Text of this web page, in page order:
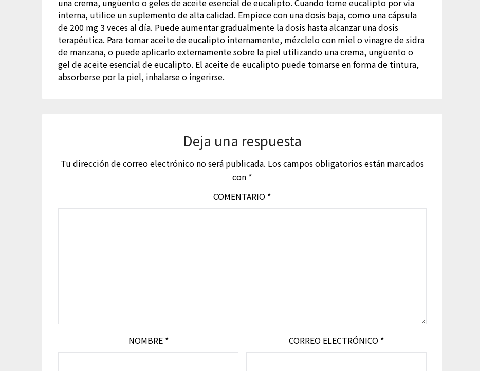
interna, utilice un suplemento de alta calidad. Empiece con una dosis baja, como una cápsula
de 200 mg 3 veces al día. Puede aumentar gradualmente la dosis hasta alcanzar una dosis
terapéutica. Para tomar aceite de eucalipto internamente, mézclelo con miel o vinagre de sidra
de manzana, o puede aplicarlo externamente sobre la piel utilizando una crema, ungüento o
gel de aceite esencial de eucalipto. El aceite de eucalipto puede tomarse en forma de tintura,
absorberse por la piel, inhalarse o ingerirse.
Deja una respuesta
Tu dirección de correo electrónico no será publicada. Los campos obligatorios están marcados
con *
COMENTARIO *
NOMBRE * CORREO ELECTRÓNICO *